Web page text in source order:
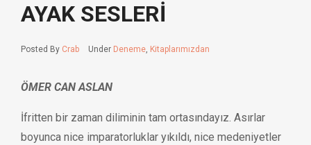
AYAK SESLERİ
Posted By Crab Under Deneme, Kitaplarımızdan
ÖMER CAN ASLAN
İfritten bir zaman diliminin tam ortasındayız. Asırlar
boyunca nice imparatorluklar yıkıldı, nice medeniyetler